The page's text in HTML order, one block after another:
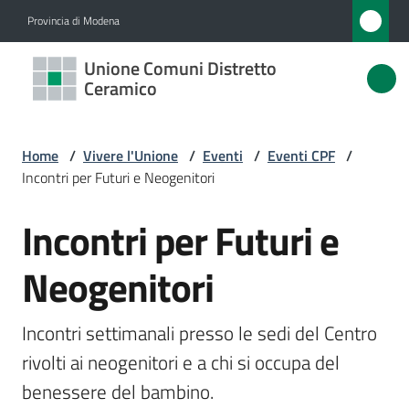
Provincia di Modena
Unione Comuni Distretto
Ceramico
Unione
Comuni
Ceramico
Amministrazione
Novità
Servizi
Vivere
l'Unione
Home / Vivere l'Unione / Eventi / Eventi CPF /
Incontri per Futuri e Neogenitori
Salta al contenuto
Incontri per Futuri e
Neogenitori
Incontri settimanali presso le sedi del Centro
rivolti ai neogenitori e a chi si occupa del
benessere del bambino.